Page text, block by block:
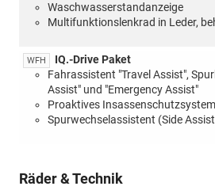
Waschwasserstandanzeige
Multifunktionslenkrad in Leder,
WFH
IQ.-Drive Paket
Fahrassistent "Travel Assist",
Assist" und "Emergency Assist"
Proaktives Insassenschutzsystem
Spurwechselassistent (Side
Räder & Technik